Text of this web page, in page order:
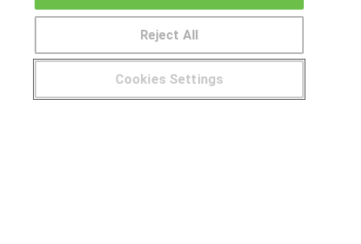
Publicar cursos
USUARIOS ¿Tienes alguna duda? 900 264 357
Cookies Settings
Reject All